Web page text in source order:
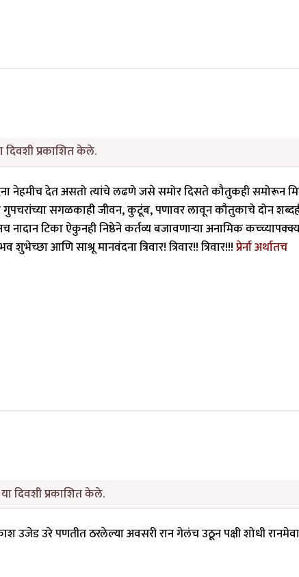
दिवशी प्रकाशित केले.
नेहमीच देत असतो त्यांचे लढणे जसे समोर दिसते कौतुकही समोरून
सगळकाही जीवन, कुटूंब, पणावर लावून कौतुकाचे दोन
टिका ऐकुनही निष्ठेने कर्तव्य बजावणार्‍या अनामिक
आणि साश्रू मानवंदना त्रिवार! त्रिवार!! त्रिवार!!!प्रेर्ना अर्थातच
दिवशी प्रकाशित केले.
उजेड उरे पणतीत ठरलेल्या अवसरी रान गेलंच उठून पक्षी शोधी